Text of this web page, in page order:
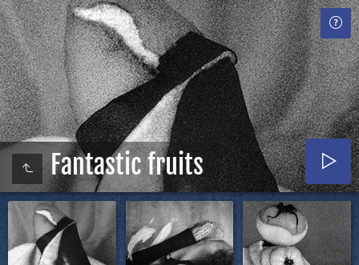
Fantastic fruits